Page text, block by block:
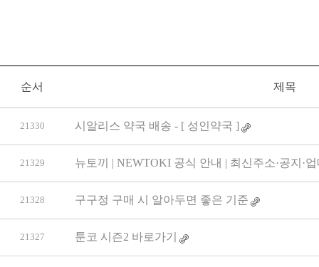
순서 제목
21330 시알리스 약국 배송 - [ 성인약국 ]
21329 뉴토끼 | NEWTOKI 공식 안내 | 최신주소·공지·
21328 구구정 구매 시 알아두면 좋은 기준
21327 툰코 시즌2 바로가기